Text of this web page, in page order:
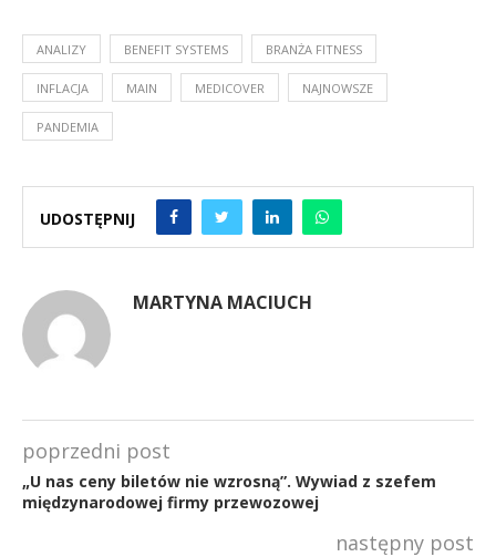
ANALIZY BENEFIT SYSTEMS BRANŻA FITNESS
INFLACJA MAIN MEDICOVER NAJNOWSZE
PANDEMIA
UDOSTĘPNIJ
MARTYNA MACIUCH
poprzedni post
„U nas ceny biletów nie wzrosną”. Wywiad z szefem
międzynarodowej firmy przewozowej
następny post